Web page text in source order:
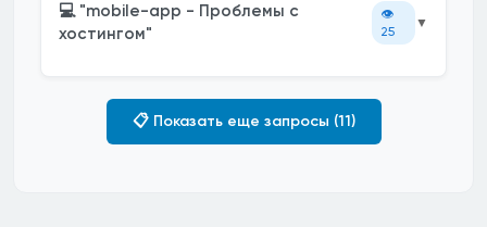
💻 "mobile-app - Проблемы с
хостингом"
👁️
25
▼
📋 Показать еще запросы (11)